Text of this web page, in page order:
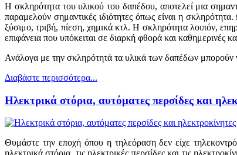
Η σκληρότητα του υλικού του δαπέδου, αποτελεί μια
παραμελούν σημαντικές ιδιότητες όπως είναι η
ξύσιμο, τριβή, πίεση, χημικά κτλ. Η σκληρότητα λοιπόν,
επιφάνεια που υπόκειται σε διαρκή φθορά και καθημερινές
Ανάλογα με την σκληρότητά τα υλικά των δαπέδων μπορούν
Διαβάστε περισσότερα...
Ηλεκτρικά στόρια, αυτόματες περσίδες και
Θυμάστε την εποχή όπου η τηλεόραση δεν είχε